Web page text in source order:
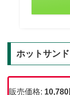
ホットサン
販売価格: 10,780